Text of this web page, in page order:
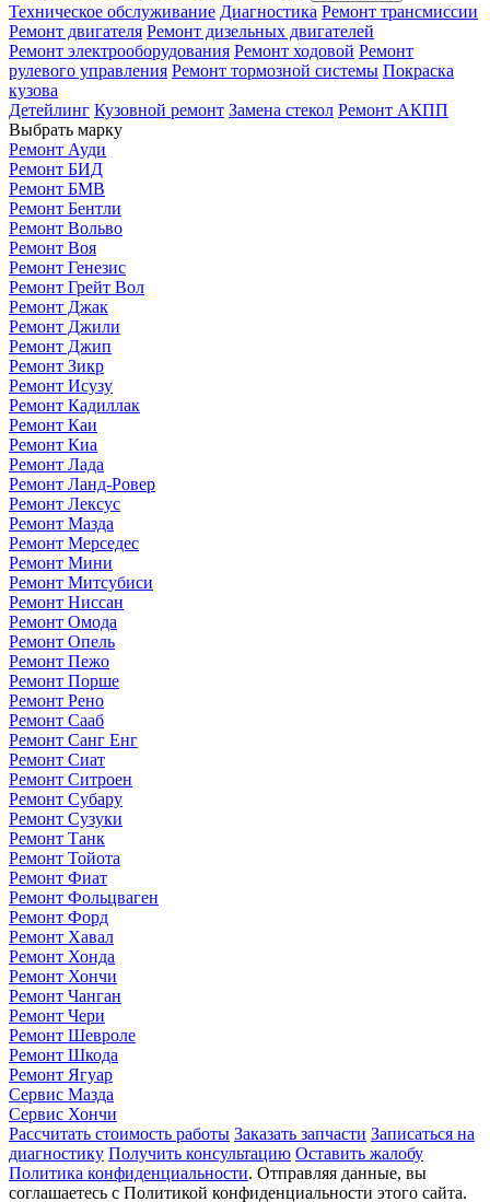
Техническое обслуживание Диагностика Ремонт трансмиссии
Ремонт двигателя Ремонт дизельных двигателей
Ремонт электрооборудования Ремонт ходовой Ремонт
рулевого управления Ремонт тормозной системы Покраска
кузова
Детейлинг Кузовной ремонт Замена стекол Ремонт АКПП
Выбрать марку
Ремонт Ауди
Ремонт БИД
Ремонт БМВ
Ремонт Бентли
Ремонт Вольво
Ремонт Воя
Ремонт Генезис
Ремонт Грейт Вол
Ремонт Джак
Ремонт Джили
Ремонт Джип
Ремонт Зикр
Ремонт Исузу
Ремонт Кадиллак
Ремонт Каи
Ремонт Киа
Ремонт Лада
Ремонт Ланд-Ровер
Ремонт Лексус
Ремонт Мазда
Ремонт Мерседес
Ремонт Мини
Ремонт Митсубиси
Ремонт Ниссан
Ремонт Омода
Ремонт Опель
Ремонт Пежо
Ремонт Порше
Ремонт Рено
Ремонт Сааб
Ремонт Санг Енг
Ремонт Сиат
Ремонт Ситроен
Ремонт Субару
Ремонт Сузуки
Ремонт Танк
Ремонт Тойота
Ремонт Фиат
Ремонт Фольцваген
Ремонт Форд
Ремонт Хавал
Ремонт Хонда
Ремонт Хончи
Ремонт Чанган
Ремонт Чери
Ремонт Шевроле
Ремонт Шкода
Ремонт Ягуар
Сервис Мазда
Сервис Хончи
Рассчитать стоимость работы Заказать запчасти Записаться на
диагностику Получить консультацию Оставить жалобу
Политика конфиденциальности. Отправляя данные, вы
соглашаетесь с Политикой конфиденциальности этого сайта.